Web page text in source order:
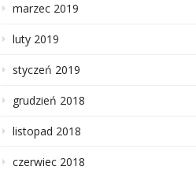
marzec 2019
luty 2019
styczeń 2019
grudzień 2018
listopad 2018
czerwiec 2018